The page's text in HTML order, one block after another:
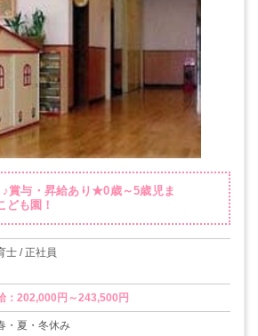
賞与・昇給あり★0歳～5歳児ま
ども園！
士 / 正社員
：202,000円～243,500円
・夏・冬休み